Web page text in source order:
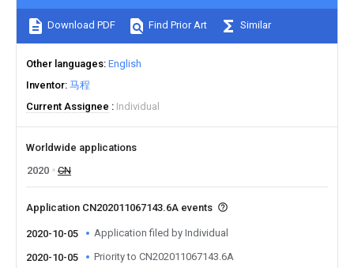
Download PDF Find Prior Art Similar
Other languages English
Inventor 马程
Current Assignee
Individual
Worldwide applications
2020
CN
Application CN202011067143.6A events
2020-10-05 Application filed by Individual
2020-10-05 Priority to CN202011067143.6A